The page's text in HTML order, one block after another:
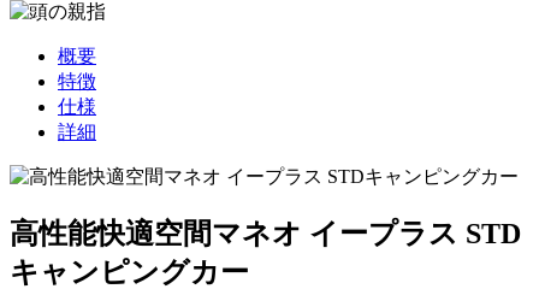
概要
特徴
仕様
詳細
高性能快適空間マネオ イープラス STD
キャンピングカー